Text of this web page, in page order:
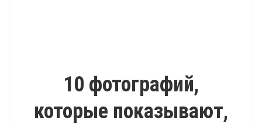
10 фотографий,
которые показывают,